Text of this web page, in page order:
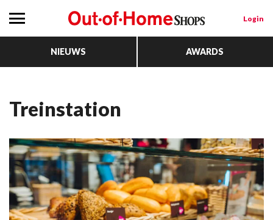
Login
NIEUWS AWARDS
Treinstation